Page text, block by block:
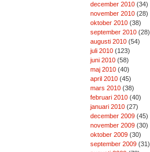
december 2010(34)
november 2010(28)
oktober 2010(38)
september 2010(28)
augusti 2010(54)
juli 2010(123)
juni 2010(58)
maj 2010(40)
april 2010(45)
mars 2010(38)
februari 2010(40)
januari 2010(27)
december 2009(45)
november 2009(30)
oktober 2009(30)
september 2009(31)